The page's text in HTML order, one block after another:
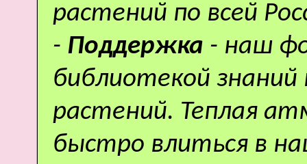
растений по всей
- Поддержка - наш
библиотекой
растений. Теплая
быстро влиться в